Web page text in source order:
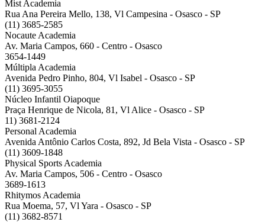
Mist Academia
Rua Ana Pereira Mello, 138, Vl Campesina - Osasco - SP
(11) 3685-2585
Nocaute Academia
Av. Maria Campos, 660 - Centro - Osasco
3654-1449
Múltipla Academia
Avenida Pedro Pinho, 804, Vl Isabel - Osasco - SP
(11) 3695-3055
Núcleo Infantil Oiapoque
Praça Henrique de Nicola, 81, Vl Alice - Osasco - SP
11) 3681-2124
Personal Academia
Avenida Antônio Carlos Costa, 892, Jd Bela Vista - Osasco - SP
(11) 3609-1848
Physical Sports Academia
Av. Maria Campos, 506 - Centro - Osasco
3689-1613
Rhitymos Academia
Rua Moema, 57, Vl Yara - Osasco - SP
(11) 3682-8571